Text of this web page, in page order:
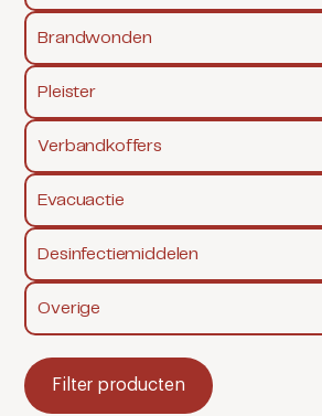
Brandwonden
Pleister
Verbandkoffers
Evacuactie
Desinfectiemiddelen
Overige
Filter producten